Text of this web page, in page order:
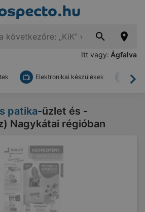
Itt vagy: Ágfalva
Elektronikai készülékek
patika-üzlet és -
Nagykátai régióban